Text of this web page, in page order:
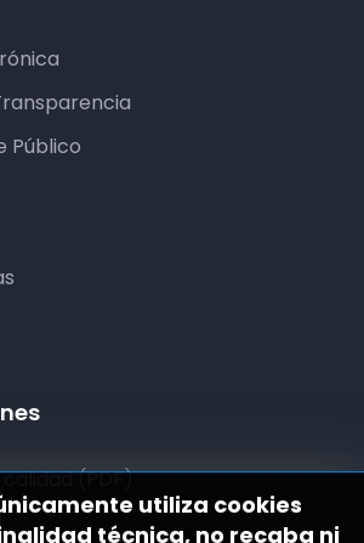
Público
(PDF)
utiliza cookies
técnica, no recaba ni